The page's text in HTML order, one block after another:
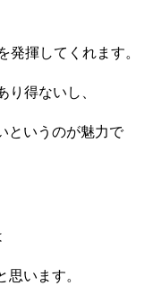
発揮してくれます。
り得ないし、
というのが魅力で
います。